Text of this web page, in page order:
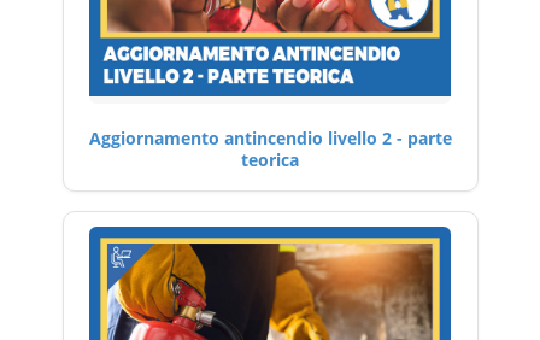
Aggiornamento antincendio livello 2 - parte
teorica